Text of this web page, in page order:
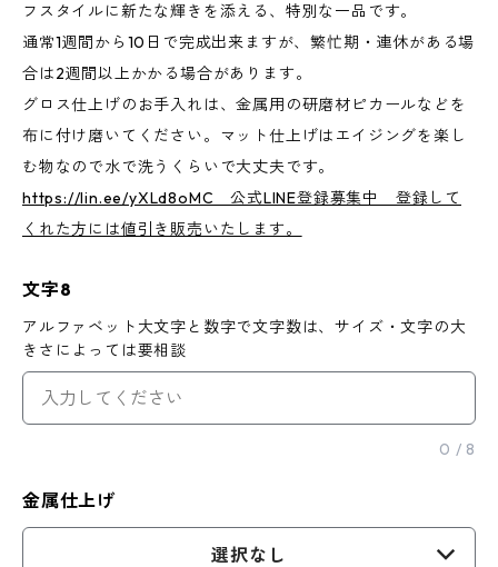
フスタイルに新たな輝きを添える、特別な一品です。
通常1週間から10日で完成出来ますが、繁忙期・連休がある場
合は2週間以上かかる場合があります。
グロス仕上げのお手入れは、金属用の研磨材ピカールなどを
布に付け磨いてください。マット仕上げはエイジングを楽し
む物なので水で洗うくらいで大丈夫です。
https://lin.ee/yXLd8oMC 公式LINE登録募集中 登録して
くれた方には値引き販売いたします。
文字8
アルファベット大文字と数字で文字数は、サイズ・文字の大
きさによっては要相談
0 / 8
金属仕上げ
選択なし